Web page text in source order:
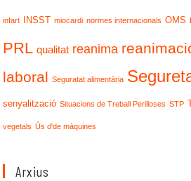
infart INSST miocardi normes internacionals OMS
PRL qualitat reanima
laboral Seguratat alimentària
senyalització Situacions de Treball Perilloses STP
vegetals Ús d'de màquines
Arxius